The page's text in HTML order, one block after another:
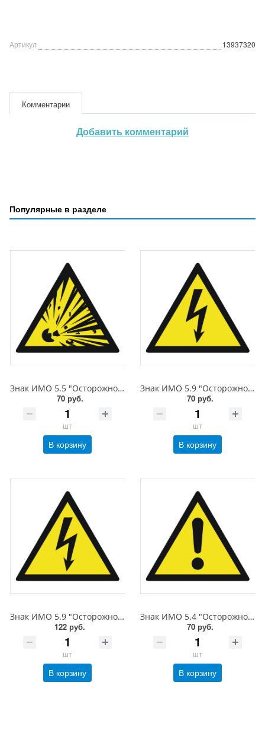
Артикул 13937320
Комментарии
Добавить комментарий
Популярные в разделе
Знак ИМО 5.5 "Осторожно! Опасность взрыва", 150x150 мм, фотолюм, пленка
70 руб.
шт
В корзину
Знак ИМО 5.9 "Осторожно! Электрическое напряжение", 150x150 мм, фотолюм, пленка
70 руб.
шт
В корзину
Знак ИМО 5.9 "Осторожно! Электрическое напряжение", 200x200 мм, фотолюм, пленка
122 руб.
шт
В корзину
Знак ИМО 5.4 "Осторожно! Прочие опасности", 150x150 мм, фотолюм, пленка
70 руб.
шт
В корзину